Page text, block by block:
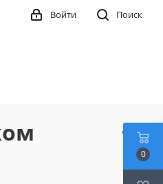
Поиск
Войти
0